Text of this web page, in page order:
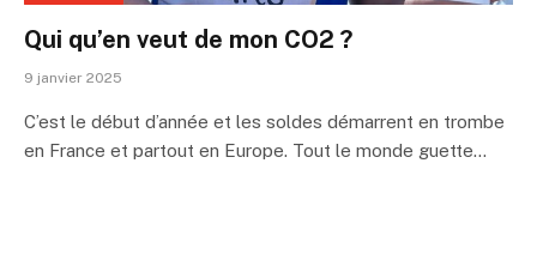
Qui qu’en veut de mon CO2 ?
9 janvier 2025
C’est le début d’année et les soldes démarrent en trombe
en France et partout en Europe. Tout le monde guette…